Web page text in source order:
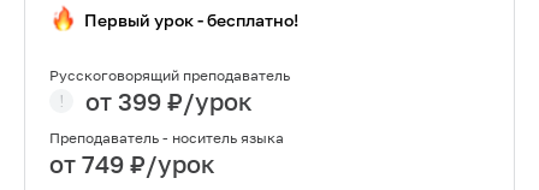
Первый урок - бесплатно!
Русскоговорящий преподаватель
от 399 ₽/урок
Преподаватель - носитель языка
от 749 ₽/урок